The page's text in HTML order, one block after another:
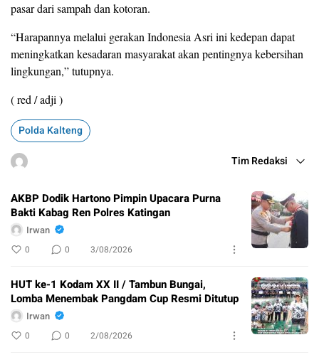
pasar dari sampah dan kotoran.
“Harapannya melalui gerakan Indonesia Asri ini kedepan dapat
meningkatkan kesadaran masyarakat akan pentingnya kebersihan
lingkungan,” tutupnya.
( red / adji )
Polda Kalteng
Tim Redaksi
AKBP Dodik Hartono Pimpin Upacara Purna
Bakti Kabag Ren Polres Katingan
Irwan
0 0 3/08/2026
HUT ke-1 Kodam XX II / Tambun Bungai,
Lomba Menembak Pangdam Cup Resmi Ditutup
Irwan
0 0 2/08/2026